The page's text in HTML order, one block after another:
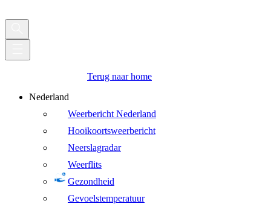
Terug naar home
Nederland
Weerbericht Nederland
Hooikoortsweerbericht
Neerslagradar
Weerflits
Gezondheid
Gevoelstemperatuur